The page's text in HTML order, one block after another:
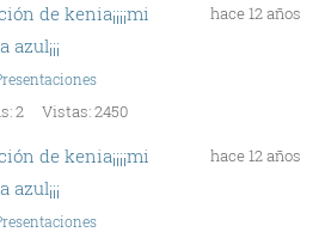
de kenia¡¡¡¡mi
hace 12 años
2 Vistas: 2450
de kenia¡¡¡¡mi
hace 12 años